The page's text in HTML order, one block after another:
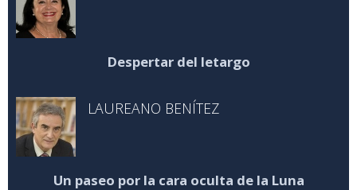
Despertar del letargo
LAUREANO BENÍTEZ
Un paseo por la cara oculta de la Luna